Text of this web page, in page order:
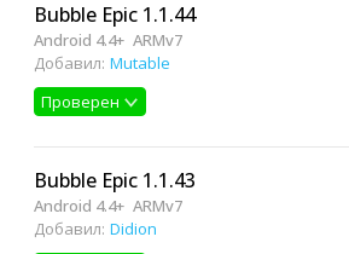
Bubble Epic 1.1.44
Android 4.4+ ARMv7
Добавил: Mutable
Проверен
Bubble Epic 1.1.43
Android 4.4+ ARMv7
Добавил: Didion